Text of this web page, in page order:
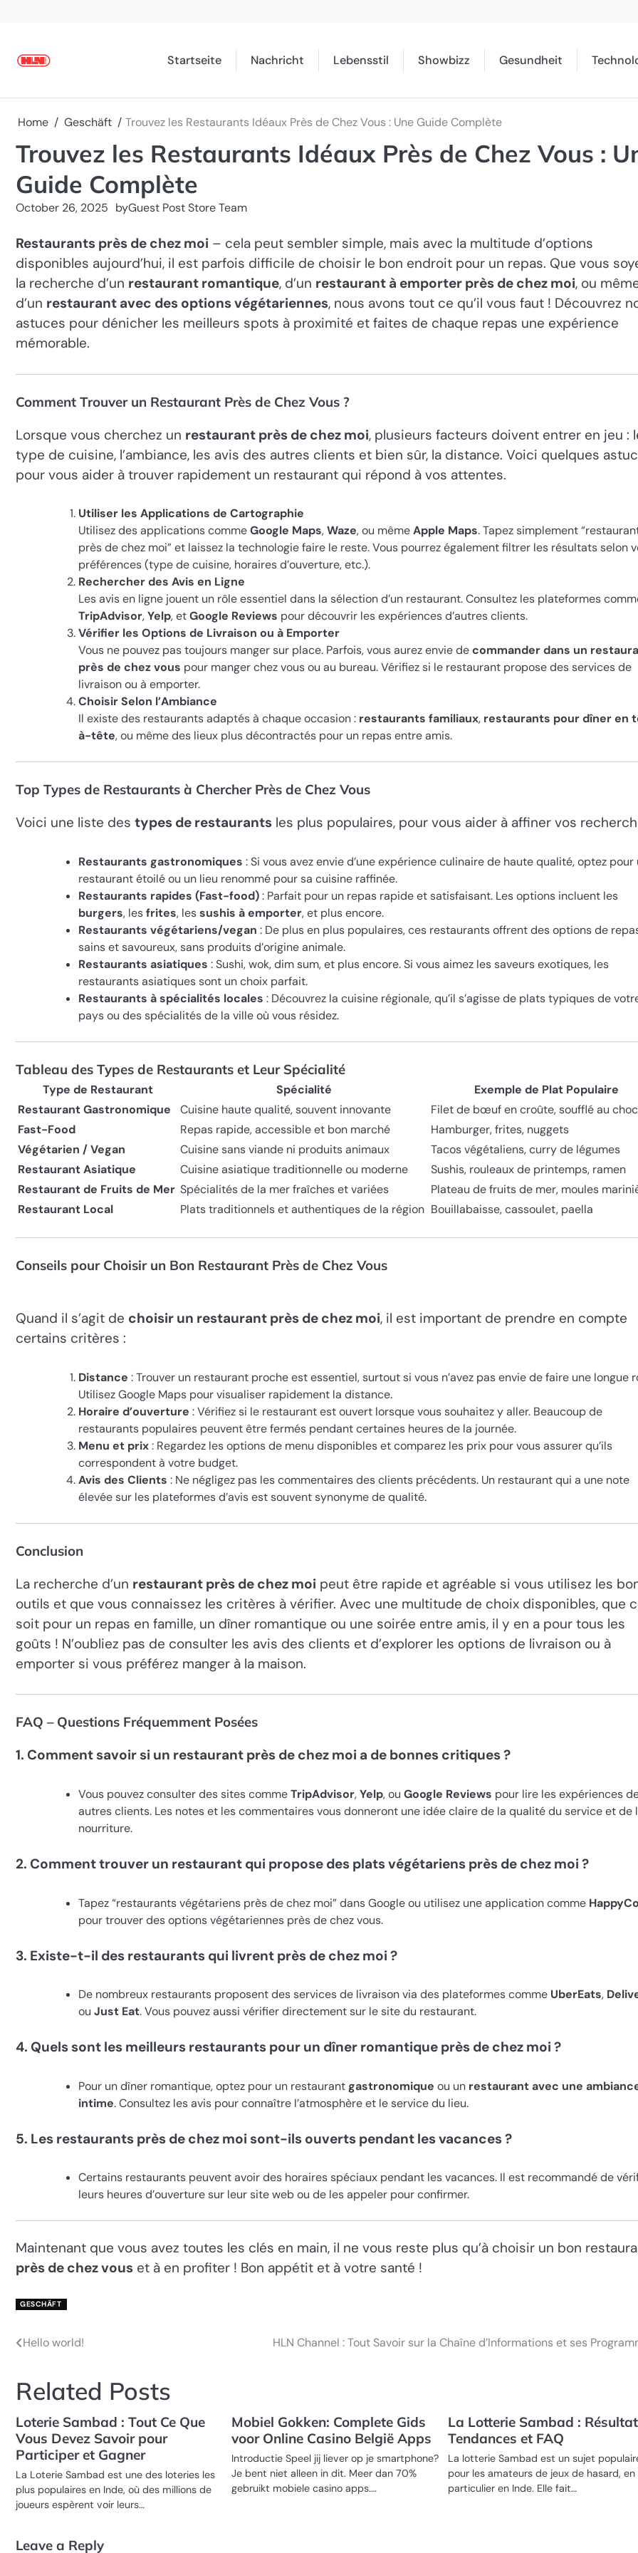
Startseite
Nachricht Lebensstil Showbizz Gesundheit
Home Geschäft Trouvez les Restaurants Idéaux Près de Chez Vous : Une Guide Complète
Trouvez les Restaurants Idéaux Près de Chez Vous :
Guide Complète
October 26, 2025 byGuest Post Store Team
Restaurants près de chez moi – cela peut sembler simple, mais avec la multitude d’options
disponibles aujourd’hui, il est parfois difficile de choisir le bon endroit pour un repas. Que vous
la recherche d’un restaurant romantique, d’un restaurant à emporter près de chez moi, ou
d’un restaurant avec des options végétariennes, nous avons tout ce qu’il vous faut ! Découvrez
astuces pour dénicher les meilleurs spots à proximité et faites de chaque repas une expérience
mémorable.
Comment Trouver un Restaurant Près de Chez Vous ?
Lorsque vous cherchez un restaurant près de chez moi, plusieurs facteurs doivent entrer en jeu :
type de cuisine, l’ambiance, les avis des autres clients et bien sûr, la distance. Voici quelques
pour vous aider à trouver rapidement un restaurant qui répond à vos attentes.
Utiliser les Applications de Cartographie
Utilisez des applications commeGoogle Maps,Waze, ou mêmeApple Maps. Tapez simplement
près de chez moi” et laissez la technologie faire le reste. Vous pourrez également filtrer les résultats selon
préférences (type de cuisine, horaires d’ouverture, etc.).
Rechercher des Avis en Ligne
Les avis en ligne jouent un rôle essentiel dans la sélection d’un restaurant. Consultez les plateformes
TripAdvisor,Yelp, etGoogle Reviews pour découvrir les expériences d’autres clients.
Vérifier les Options de Livraison ou à Emporter
Vous ne pouvez pas toujours manger sur place. Parfois, vous aurez envie decommander dans un
près de chez vous pour manger chez vous ou au bureau. Vérifiez si le restaurant propose des services de
livraison ou à emporter.
Choisir Selon l’Ambiance
Il existe des restaurants adaptés à chaque occasion : restaurants familiaux, restaurants pour dîner en
à-tête, ou même des lieux plus décontractés pour un repas entre amis.
Top Types de Restaurants à Chercher Près de Chez Vous
Voici une liste des types de restaurants les plus populaires, pour vous aider à affiner vos
Restaurants gastronomiques : Si vous avez envie d’une expérience culinaire de haute qualité, optez pour
restaurant étoilé ou un lieu renommé pour sa cuisine raffinée.
Restaurants rapides (Fast-food): Parfait pour un repas rapide et satisfaisant. Les options incluent les
burgers, lesfrites, lessushis à emporter, et plus encore.
Restaurants végétariens/vegan : De plus en plus populaires, ces restaurants offrent des options de
sains et savoureux, sans produits d’origine animale.
Restaurants asiatiques : Sushi, wok, dim sum, et plus encore. Si vous aimez les saveurs exotiques, les
restaurants asiatiques sont un choix parfait.
Restaurants à spécialités locales : Découvrez la cuisine régionale, qu’il s’agisse de plats typiques de
pays ou des spécialités de la ville où vous résidez.
Tableau des Types de Restaurants et Leur Spécialité
Type de Restaurant Spécialité
Exemple de Plat Populaire
Restaurant Gastronomique
Cuisine haute qualité, souvent innovante
Filet de bœuf en croûte, soufflé au
Fast-Food
Repas rapide, accessible et bon marché
Hamburger, frites, nuggets
Végétarien / Vegan
Cuisine sans viande ni produits animaux
Tacos végétaliens, curry de légumes
Restaurant Asiatique
Cuisine asiatique traditionnelle ou moderne
Sushis, rouleaux de printemps, ramen
Restaurant de Fruits de Mer Spécialités de la mer fraîches et variées
Plateau de fruits de mer, moules
Restaurant Local
Plats traditionnels et authentiques de la région Bouillabaisse, cassoulet, paella
Conseils pour Choisir un Bon Restaurant Près de Chez Vous
Quand il s’agit de choisir un restaurant près de chez moi, il est important de prendre en compte
certains critères :
Distance : Trouver un restaurant proche est essentiel, surtout si vous n’avez pas envie de faire une longue
Utilisez Google Maps pour visualiser rapidement la distance.
Horaire d’ouverture : Vérifiez si le restaurant est ouvert lorsque vous souhaitez y aller. Beaucoup de
restaurants populaires peuvent être fermés pendant certaines heures de la journée.
Menu et prix: Regardez les options de menu disponibles et comparez les prix pour vous assurer qu’ils
correspondent à votre budget.
Avis des Clients : Ne négligez pas les commentaires des clients précédents. Un restaurant qui a une note
élevée sur les plateformes d’avis est souvent synonyme de qualité.
Conclusion
La recherche d’un restaurant près de chez moi peut être rapide et agréable si vous utilisez les
outils et que vous connaissez les critères à vérifier. Avec une multitude de choix disponibles, que
soit pour un repas en famille, un dîner romantique ou une soirée entre amis, il y en a pour tous les
goûts ! N’oubliez pas de consulter les avis des clients et d’explorer les options de livraison ou à
emporter si vous préférez manger à la maison.
FAQ – Questions Fréquemment Posées
1. Comment savoir si un restaurant près de chez moi a de bonnes critiques ?
Vous pouvez consulter des sites commeTripAdvisor,Yelp, ou Google Reviews pour lire les expériences
autres clients. Les notes et les commentaires vous donneront une idée claire de la qualité du service et de
nourriture.
2. Comment trouver un restaurant qui propose des plats végétariens près de chez moi ?
Tapez “restaurants végétariens près de chez moi” dans Google ou utilisez une application comme
pour trouver des options végétariennes près de chez vous.
3. Existe-t-il des restaurants qui livrent près de chez moi ?
De nombreux restaurants proposent des services de livraison via des plateformes comme UberEats,
ou Just Eat. Vous pouvez aussi vérifier directement sur le site du restaurant.
4. Quels sont les meilleurs restaurants pour un dîner romantique près de chez moi ?
Pour un dîner romantique, optez pour un restaurant gastronomique ou un restaurant avec une
intime. Consultez les avis pour connaître l’atmosphère et le service du lieu.
5. Les restaurants près de chez moi sont-ils ouverts pendant les vacances ?
Certains restaurants peuvent avoir des horaires spéciaux pendant les vacances. Il est recommandé de
leurs heures d’ouverture sur leur site web ou de les appeler pour confirmer.
Maintenant que vous avez toutes les clés en main, il ne vous reste plus qu’à choisir un bon
près de chez vous et à en profiter ! Bon appétit et à votre santé !
GESCHÄFT
Post
Hello world! HLN Channel : Tout Savoir sur la Chaîne d’Informations et ses
Related Posts
Loterie Sambad : Tout Ce Que
Vous Devez Savoir pour
Participer et Gagner
La Loterie Sambad est une des loteries les
plus populaires en Inde, où des millions de
joueurs espèrent voir leurs…
Mobiel Gokken: Complete Gids
voor Online Casino België Apps
Introductie Speel jij liever op je smartphone?
Je bent niet alleen in dit. Meer dan 70%
gebruikt mobiele casino apps.…
La Lotterie Sambad :
Tendances et FAQ
La lotterie Sambad est un sujet
pour les amateurs de jeux de hasard, en
particulier en Inde. Elle fait…
Leave a Reply